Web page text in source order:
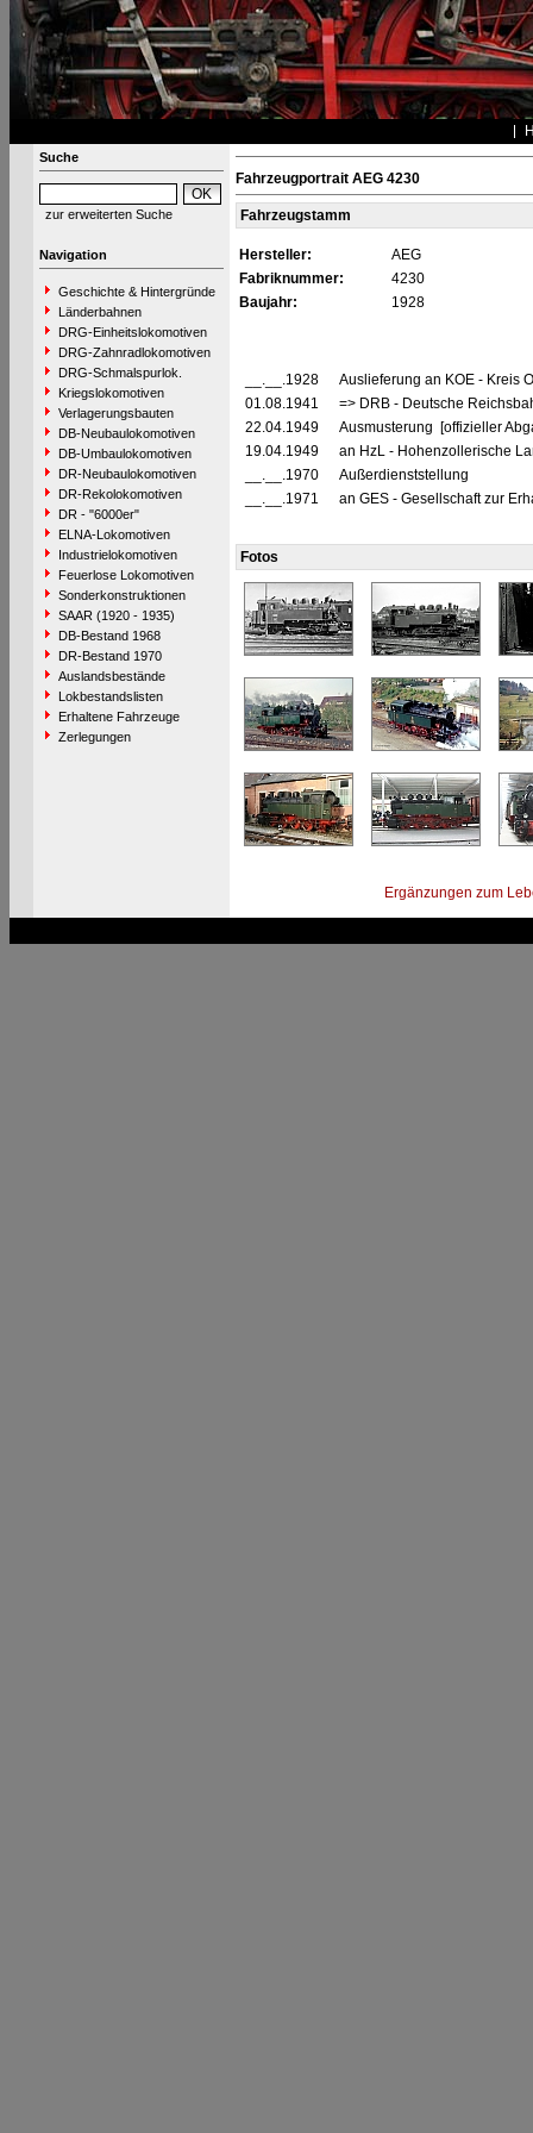
Suche
zur erweiterten Suche
Navigation
Geschichte & Hintergründe
Länderbahnen
DRG-Einheitslokomotiven
DRG-Zahnradlokomotiven
DRG-Schmalspurlok.
Kriegslokomotiven
Verlagerungsbauten
DB-Neubaulokomotiven
DB-Umbaulokomotiven
DR-Neubaulokomotiven
DR-Rekolokomotiven
DR - "6000er"
ELNA-Lokomotiven
Industrielokomotiven
Feuerlose Lokomotiven
Sonderkonstruktionen
SAAR (1920 - 1935)
DB-Bestand 1968
DR-Bestand 1970
Auslandsbestände
Lokbestandslisten
Erhaltene Fahrzeuge
Zerlegungen
Fahrzeugportrait AEG 4230
Fahrzeugstamm
Hersteller:
AEG
Fabriknummer:
4230
Baujahr:
1928
__.__.1928
Auslieferung an KOE - Kreis
01.08.1941
=> DRB - Deutsche
22.04.1949
Ausmusterung [offizieller
19.04.1949
an HzL - Hohenzollerische
__.__.1970
Außerdienststellung
__.__.1971
an GES - Gesellschaft zur
Fotos
Ergänzungen zum